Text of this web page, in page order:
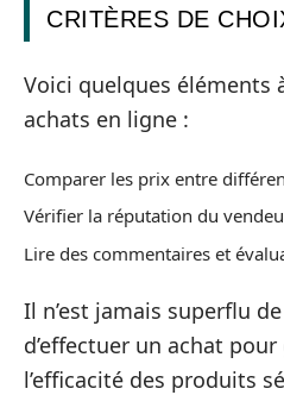
CRITÈRES DE
Voici quelques éléments
achats en ligne :
Comparer les prix entre
Vérifier la réputation du
Lire des commentaires et
Il n’est jamais superflu
d’effectuer un achat
l’efficacité des produits